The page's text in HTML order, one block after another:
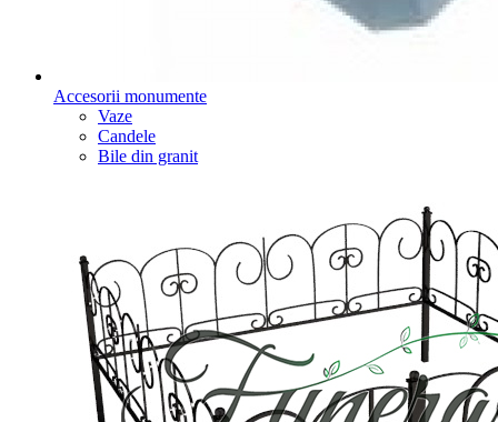
Accesorii monumente
Vaze
Candele
Bile din granit